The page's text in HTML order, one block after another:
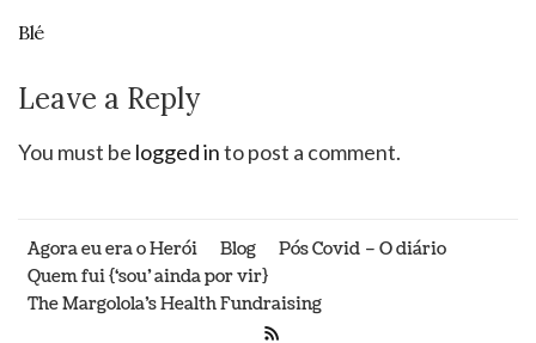
Blé
Leave a Reply
You must be logged into post a comment.
Agora eu era o Herói Blog
Pós Covid – O diário
Quem fui {‘sou’ ainda por vir}
The Margolola’s Health Fundraising